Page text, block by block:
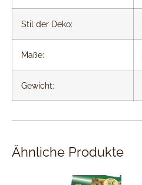
Stil der Deko:
Maße:
Gewicht:
Ähnliche Produkte